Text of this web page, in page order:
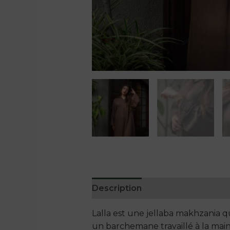
Description Informations
Lalla est une jellaba makhzania
un barchemane travaillé à la main